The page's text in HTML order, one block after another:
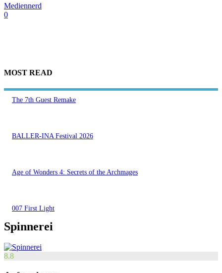
Mediennerd
0
MOST READ
The 7th Guest Remake
BALLER-INA Festival 2026
Age of Wonders 4: Secrets of the Archmages
007 First Light
Spinnerei
8.8